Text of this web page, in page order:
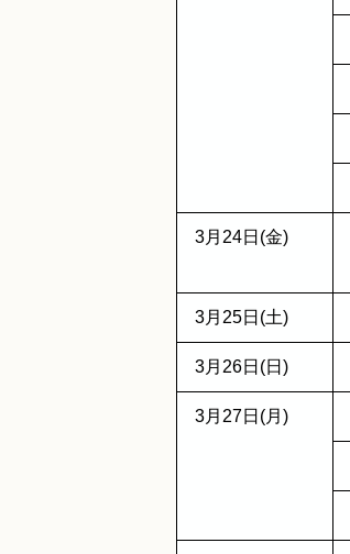
3月24日(金)
3月25日(土)
3月26日(日)
3月27日(月)